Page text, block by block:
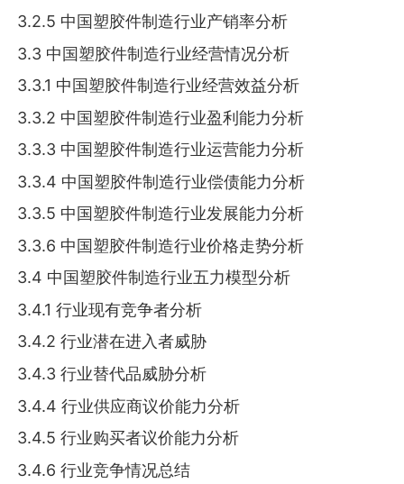
3.2.5 中国塑胶件制造行业产销率分析
3.3 中国塑胶件制造行业经营情况分析
3.3.1 中国塑胶件制造行业经营效益分析
3.3.2 中国塑胶件制造行业盈利能力分析
3.3.3 中国塑胶件制造行业运营能力分析
3.3.4 中国塑胶件制造行业偿债能力分析
3.3.5 中国塑胶件制造行业发展能力分析
3.3.6 中国塑胶件制造行业价格走势分析
3.4 中国塑胶件制造行业五力模型分析
3.4.1 行业现有竞争者分析
3.4.2 行业潜在进入者威胁
3.4.3 行业替代品威胁分析
3.4.4 行业供应商议价能力分析
3.4.5 行业购买者议价能力分析
3.4.6 行业竞争情况总结